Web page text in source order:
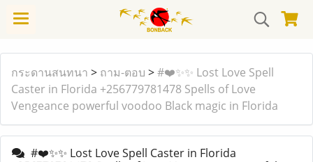
กระดานสนทนา > ถาม-ตอบ >#❤️✨✨ Lost Love Spell
Caster in Florida +256779781478 Spells of Love
Vengeance powerful voodoo Black magic in Florida
#❤️✨✨ Lost Love Spell Caster in Florida